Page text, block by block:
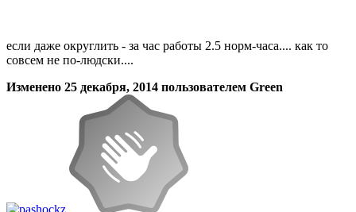
если даже округлить - за час работы 2.5 норм-часа.... как то
совсем не по-людски....
Изменено 25 декабря, 2014 пользователем Green